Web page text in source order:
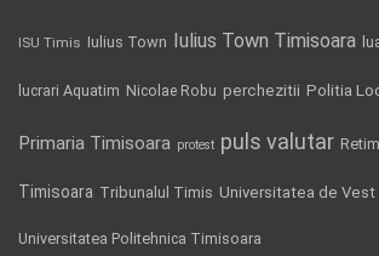
ISU Timis Iulius Town Iulius Town Timisoara
lucrari Aquatim Nicolae Robu perchezitii Politia
Primaria Timisoara protest puls valutar Retim
Timisoara Tribunalul Timis Universitatea de Vest
Universitatea Politehnica Timisoara